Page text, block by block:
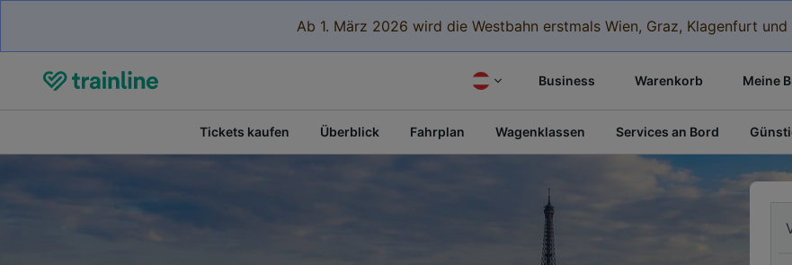
Ab 1. März 2026 wird die Westbahn erstmals Wien, Graz, Klagenfurt
Business Warenkorb Meine
Tickets kaufen Überblick Fahrplan Wagenklassen Services an Bord